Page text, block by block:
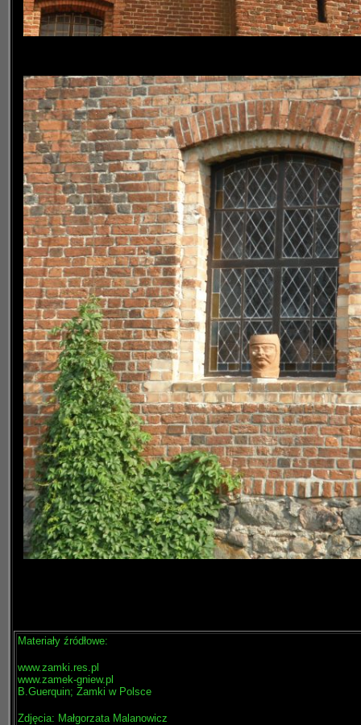
Materiały źródłowe:
www.zamki.res.pl
www.zamek-gniew.pl
B.Guerquin; Zamki w Polsce
Zdjęcia: Małgorzata Malanowicz